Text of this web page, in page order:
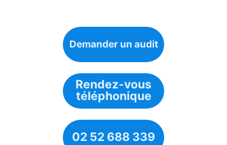
Demander un audit
Rendez-vous
téléphonique
02 52 688 339